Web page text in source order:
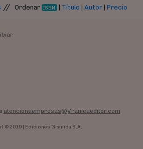
// Ordenar ISBN | Título |Autor |Precio
atencionaempresas@granicaeditor.com
© 2019 | Ediciones Granica S.A.